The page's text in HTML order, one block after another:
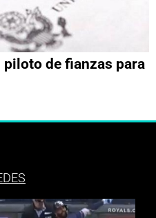
piloto de fianzas para